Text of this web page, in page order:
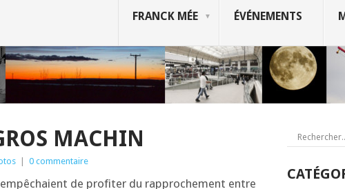
FRANCK MÉE ÉVÉNEMENTS
MACHIN
0 commentaire
de pro­fi­ter du rap­pro­che­ment entre